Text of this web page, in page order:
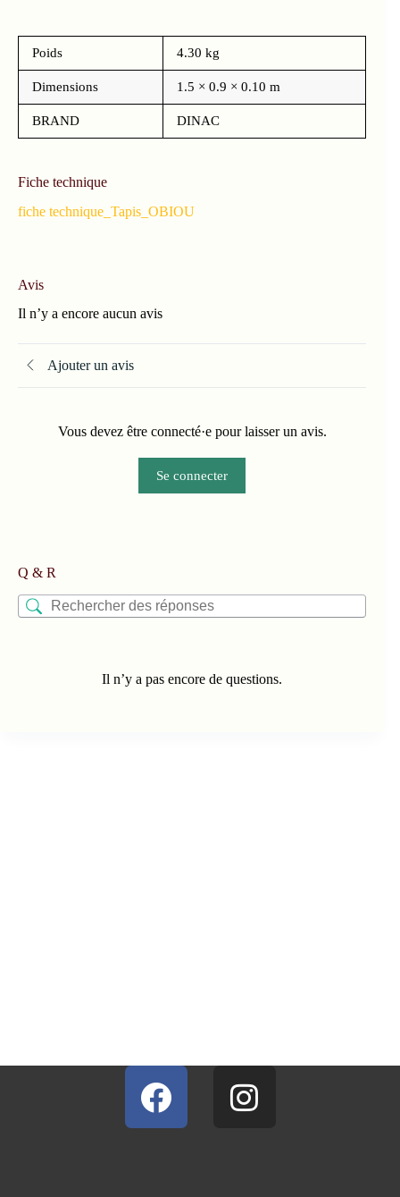
Poids 4.30 kg
Dimensions 1.5 × 0.9 × 0.10 m
BRAND DINAC
Fiche technique
fiche technique_Tapis_OBIOU
Avis
Il n’y a encore aucun avis
Ajouter un avis
Vous devez être connecté·e pour laisser un avis.
Se connecter
Q & R
Il n’y a pas encore de questions.